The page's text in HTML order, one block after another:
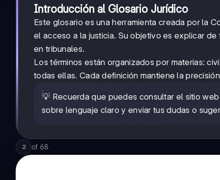
Introducción al Glosario Jurídico
Este glosario es una herramienta creada por la
el acceso a la justicia. Su objetivo es explicar
en tribunales.
Los términos están organizados por materias:
todas ellas. Cada definición mantiene la
💡 Recuerda que puedes consultar el sitio
sobre lenguaje claro y enviar tus dudas o
2 of 68